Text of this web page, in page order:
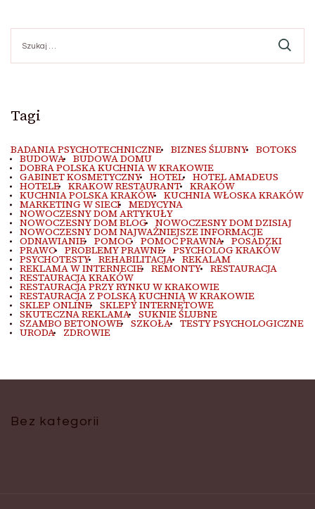
Tagi
BADANIA PSYCHOTECHNICZNE BIZNES ŚLUBNY BOTOKS
BUDOWA BUDOWA DOMU
DOBRA POLSKA KUCHNIA W KRAKOWIE
GABINET KOSMETYCZNY HOTEL HOTEL AMADEUS
HOTELE KRAKOW RESTAURANT KRAKÓW
KUCHNIA POLSKA KRAKÓW KUCHNIA WŁOSKA KRAKÓW
MARKETING W SIECI MEDYCYNA
NOWOCZESNY DOM ARTYKUŁY
NOWOCZESNY DOM BLOG NOWOCZESNY DOM DZISIAJ
NOWOCZESNY DOM NAJWAŻNIEJSZE INFORMACJE
ODNAWIANIE POMOC POMOC PRAWNA POSADZKI
PRAWO PROBLEMY PRAWNE PSYCHOLOG KRAKÓW
PSYCHOTESTY REHABILITACJA REKALAM
REKLAMA W INTERNECIE REMONTY RESTAURACJA
RESTAURACJA KRAKÓW
RESTAURACJA PRZY RYNKU W KRAKOWIE
RESTAURACJA Z POLSKĄ KUCHNIĄ W KRAKOWIE
SKLEP ONLINE SKLEPY INTERNETOWE
SKUTECZNA REKLAMA SUKNIE ŚLUBNE
SZAMBO BETONOWE SZKOŁA TESTY PSYCHOLOGICZNE
URODA ZDROWIE
Bez kategorii